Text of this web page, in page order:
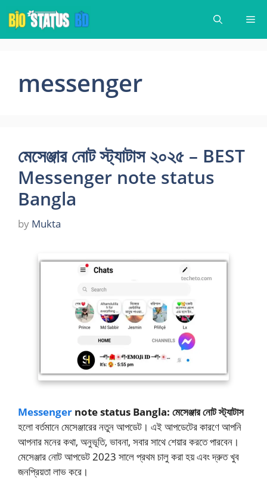
Skip
content
messenger
মেসেঞ্জার নোট স্ট্যাটাস ২০২৫ – BEST
Messenger note status
Bangla
by Mukta
Messenger note status Bangla: মেসেঞ্জার নোট স্ট্যাটাস
হলো বর্তমানে মেসেঞ্জারের নতুন আপডেট। এই আপডেটের কারণে আপনি
আপনার মনের কথা, অনুভূতি, ভাবনা, সবার সাথে শেয়ার করতে পারবেন।
মেসেঞ্জার নোট আপডেট 2023 সালে প্রথম চালু করা হয় এবং দ্রুত খুব
জনপ্রিয়তা লাভ করে।